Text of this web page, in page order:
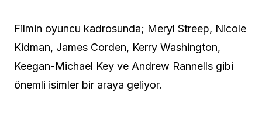
Filmin oyuncu kadrosunda; Meryl Streep, Nicole
Kidman, James Corden, Kerry Washington,
Keegan-Michael Key ve Andrew Rannells gibi
önemli isimler bir araya geliyor.